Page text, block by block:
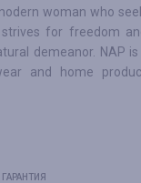
woman who
for freedom
demeanor. NAP
and home
ГАРАНТИЯ